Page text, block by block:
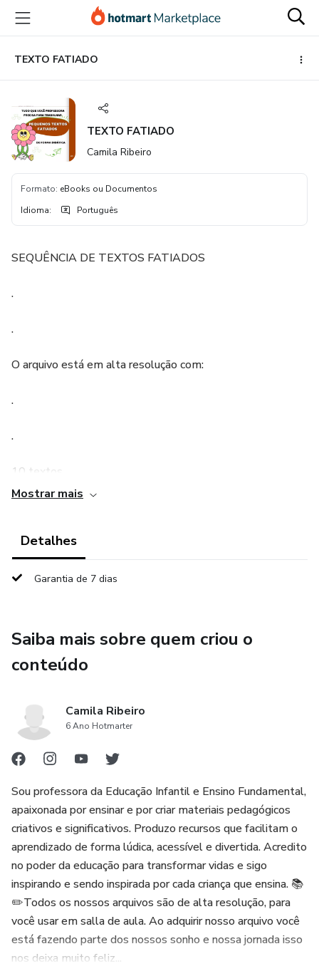
para
conteúdo
principal
para
pagamento
para
rodapé
TEXTO FATIADO
TEXTO FATIADO
Camila Ribeiro
Formato: eBooks ou Documentos
Idioma: Português
SEQUÊNCIA DE TEXTOS FATIADOS
.
.
O arquivo está em alta resolução com:
.
.
10 textos
5 folhas para serem colados os textos de forma
organizada.
.
📍R$6,00. Para adquirir clique no link azul da minha BIO ou
.
Arquivo em PDF com 25 páginas, prontinho para você usar!
Mostrar mais
Detalhes
Garantia de 7 dias
Saiba mais sobre quem criou o
conteúdo
Camila Ribeiro
6 Ano Hotmarter
Sou professora da Educação Infantil e Ensino Fundamental,
apaixonada por ensinar e por criar materiais pedagógicos
criativos e significativos. Produzo recursos que facilitam o
aprendizado de forma lúdica, acessível e divertida. Acredito
no poder da educação para transformar vidas e sigo
inspirando e sendo inspirada por cada criança que ensina. 📚
✏️Todos os nossos arquivos são de alta resolução, para
você usar em salla de aula. Ao adquirir nosso arquivo você
está fazendo parte dos nossos sonho e nossa jornada isso
nos deixa muito feliz...